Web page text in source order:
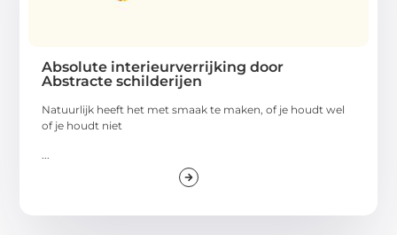
Absolute interieurverrijking door
Abstracte schilderijen
Natuurlijk heeft het met smaak te maken, of je houdt wel
of je houdt niet